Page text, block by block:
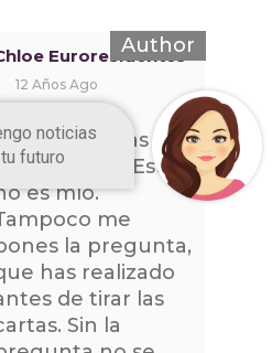
Euroresidentes
12 Años Ago
dónde has
esto? Esto
es mío.
me
la pregunta,
has realizado
de tirar las
Sin la